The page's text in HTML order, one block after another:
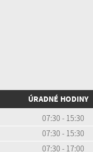
ÚRADNÉ HODINY
07:30 - 15:30
07:30 - 15:30
07:30 - 17:00